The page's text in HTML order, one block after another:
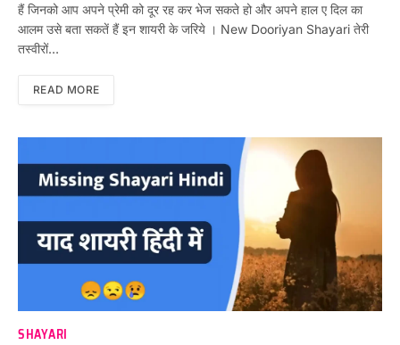
हैं जिनको आप अपने प्रेमी को दूर रह कर भेज सकते हो और अपने हाल ए दिल का
आलम उसे बता सकतें हैं इन शायरी के जरिये । New Dooriyan Shayari तेरी
तस्वीरों…
READ MORE
SHAYARI